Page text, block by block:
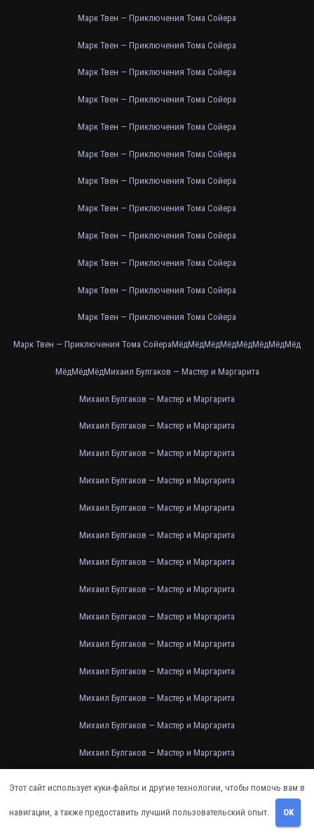
Марк Твен — Приключения Тома Сойера
Марк Твен — Приключения Тома Сойера
Марк Твен — Приключения Тома Сойера
Марк Твен — Приключения Тома Сойера
Марк Твен — Приключения Тома Сойера
Марк Твен — Приключения Тома Сойера
Марк Твен — Приключения Тома Сойера
Марк Твен — Приключения Тома Сойера
Марк Твен — Приключения Тома Сойера
Марк Твен — Приключения Тома Сойера
Марк Твен — Приключения Тома Сойера
Марк Твен — Приключения Тома Сойера
Марк Твен — Приключения Тома СойераМёдМёдМёдМёдМёдМёдМёдМёд
МёдМёдМёдМихаил Булгаков — Мастер и Маргарита
Михаил Булгаков — Мастер и Маргарита
Михаил Булгаков — Мастер и Маргарита
Михаил Булгаков — Мастер и Маргарита
Михаил Булгаков — Мастер и Маргарита
Михаил Булгаков — Мастер и Маргарита
Михаил Булгаков — Мастер и Маргарита
Михаил Булгаков — Мастер и Маргарита
Михаил Булгаков — Мастер и Маргарита
Михаил Булгаков — Мастер и Маргарита
Михаил Булгаков — Мастер и Маргарита
Михаил Булгаков — Мастер и Маргарита
Михаил Булгаков — Мастер и Маргарита
Михаил Булгаков — Мастер и Маргарита
Михаил Булгаков — Мастер и Маргарита
Михаил Булгаков — Мастер и Маргарита
Этот сайт использует куки-файлы и другие технологии, чтобы помочь вам в
навигации, а также предоставить лучший пользовательский опыт. OK